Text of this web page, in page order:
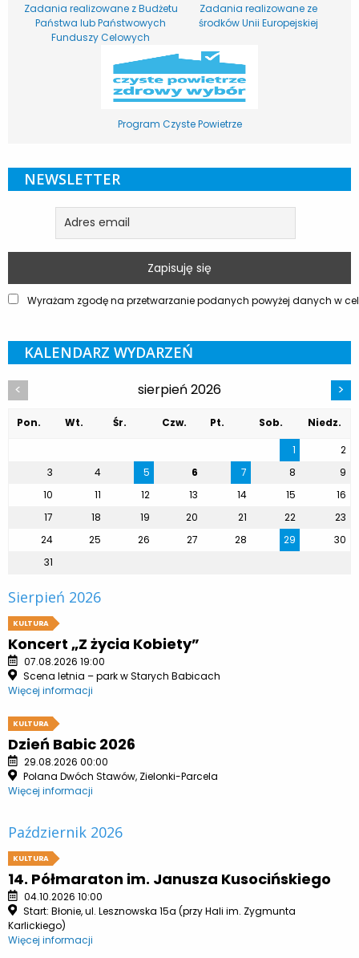
Zadania realizowane z Budżetu
Państwa lub Państwowych
Funduszy Celowych
Zadania realizowane ze
środków Unii Europejskiej
Program Czyste Powietrze
NEWSLETTER
Wyrażam zgodę na przetwarzanie podanych powyżej danych w
KALENDARZ WYDARZEŃ
< sierpień 2026 >
Pon. Wt. Śr. Czw. Pt. Sob.
Niedz.
1
2
3
4 5 6 7 8
9
10
11 12 13 14 15
16
17
18 19 20 21 22
23
24
25 26 27 28 29
30
31
Sierpień 2026
KULTURA
Koncert „Z życia Kobiety”
07.08.2026 19:00
Scena letnia – park w Starych Babicach
Więcej informacji
KULTURA
Dzień Babic 2026
29.08.2026 00:00
Polana Dwóch Stawów, Zielonki-Parcela
Więcej informacji
Październik 2026
KULTURA
14. Półmaraton im. Janusza Kusocińskiego
04.10.2026 10:00
Start: Błonie, ul. Lesznowska 15a (przy Hali im. Zygmunta
Karlickiego)
Więcej informacji